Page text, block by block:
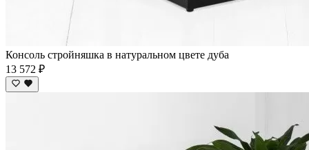
Консоль стройняшка в натуральном цвете дуба
13 572 ₽